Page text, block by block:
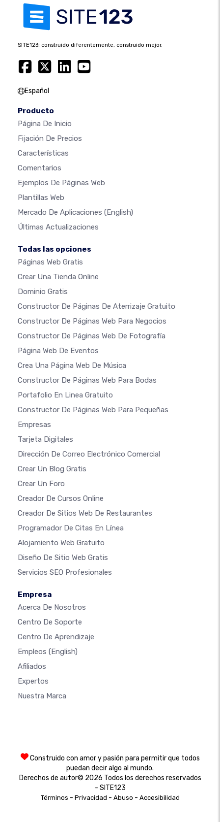
SITE123: construido diferentemente, construido mejor.
Español
Producto
Página De Inicio
Fijación De Precios
Características
Comentarios
Ejemplos De Páginas Web
Plantillas Web
Mercado De Aplicaciones (English)
Últimas Actualizaciones
Todas las opciones
Páginas Web Gratis
Crear Una Tienda Online
Dominio Gratis
Constructor De Páginas De Aterrizaje Gratuito
Constructor De Páginas Web Para Negocios
Constructor De Páginas Web De Fotografía
Página Web De Eventos
Crea Una Página Web De Música
Constructor De Páginas Web Para Bodas
Portafolio En Linea Gratuito
Constructor De Páginas Web Para Pequeñas
Empresas
Tarjeta Digitales
Dirección De Correo Electrónico Comercial
Crear Un Blog Gratis
Crear Un Foro
Creador De Cursos Online
Creador De Sitios Web De Restaurantes
Programador De Citas En Línea
Alojamiento Web Gratuito
Diseño De Sitio Web Gratis
Servicios SEO Profesionales
Empresa
Acerca De Nosotros
Centro De Soporte
Centro De Aprendizaje
Empleos (English)
Afiliados
Expertos
Nuestra Marca
Construido con amor y pasión para permitir que todos
puedan decir algo al mundo.
Derechos de autor© 2026 Todos los derechos reservados
- SITE123
Términos - Privacidad - Abuso - Accesibilidad